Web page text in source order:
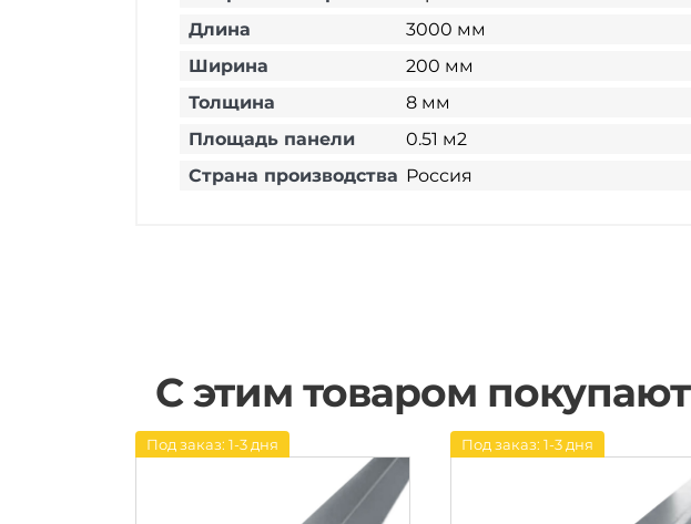
Длина
3000 мм
Ширина
200 мм
Толщина
8 мм
Площадь панели
0.51 м2
Страна производства Россия
С этим товаром покупают
Под заказ: 1-3 дня Под заказ: 1-3 дня